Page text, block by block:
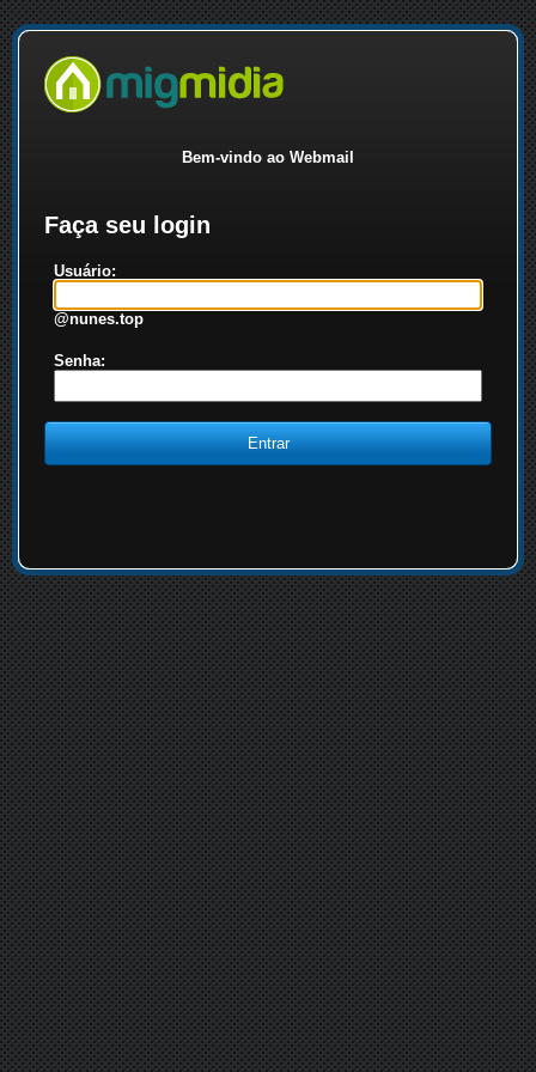
Bem-vindo ao Webmail
Faça seu login
Usuário:
@nunes.top
Senha: